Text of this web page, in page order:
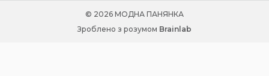
© 2026 МОДНА ПАНЯНКА
Зроблено з розумом Brainlab